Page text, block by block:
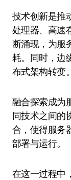
技术创新是推
处理器、高速
断涌现，为服
耗。同时，边
布式架构转变。
融合探索成为
同技术之间的
合，使得服务
部署与运行。
在这一过程中